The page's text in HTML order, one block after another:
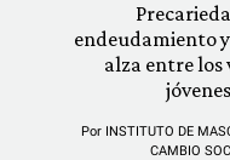
endeudamiento
alza entre los
jóvenes
Por INSTITUTO DE
CAMBIO